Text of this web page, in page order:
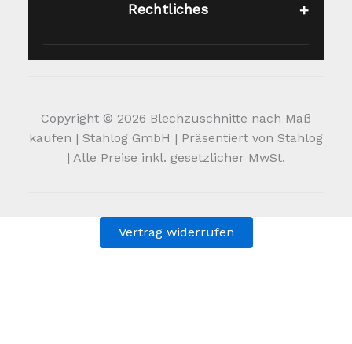
Rechtliches
Copyright © 2026 Blechzuschnitte nach Maß
kaufen | Stahlog GmbH | Präsentiert von Stahlog
| Alle Preise inkl. gesetzlicher MwSt.
Vertrag widerrufen